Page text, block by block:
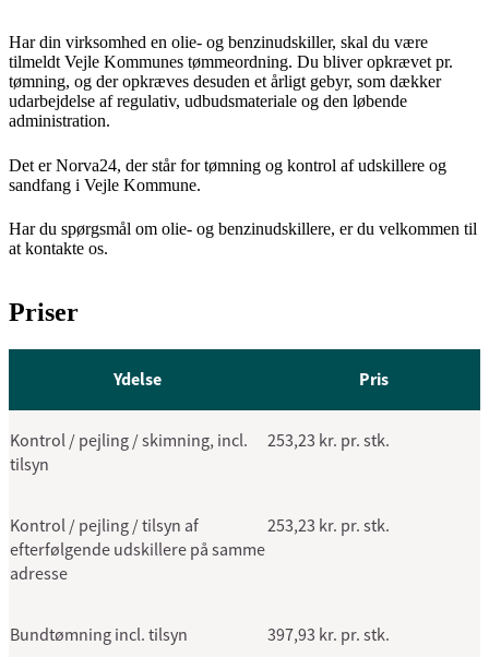
Har din virksomhed en olie- og benzinudskiller, skal du være
tilmeldt Vejle Kommunes tømmeordning. Du bliver opkrævet pr.
tømning, og der opkræves desuden et årligt gebyr, som dækker
udarbejdelse af regulativ, udbudsmateriale og den løbende
administration.
Det er Norva24, der står for tømning og kontrol af udskillere og
sandfang i Vejle Kommune.
Har du spørgsmål om olie- og benzinudskillere, er du velkommen til
at kontakte os.
Priser
Ydelse Pris
Kontrol / pejling / skimning, incl.
tilsyn
253,23 kr. pr. stk.
Kontrol / pejling / tilsyn af
efterfølgende udskillere på samme
adresse
253,23 kr. pr. stk.
Bundtømning incl. tilsyn 397,93 kr. pr. stk.